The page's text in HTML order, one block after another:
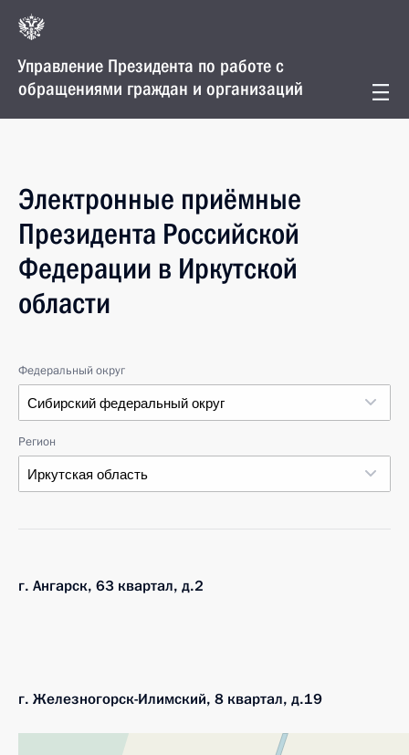
Управление Президента по работе с
обращениями граждан и организаций
Электронные приёмные
Президента Российской
Федерации в Иркутской
области
Федеральный округ
Сибирский федеральный округ
Регион
Иркутская область
г. Ангарск, 63 квартал, д.2
г. Железногорск-Илимский, 8 квартал, д.19